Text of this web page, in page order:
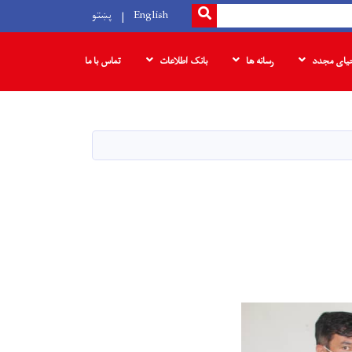
SEARCH
English پښتو
مجدد رسانه ها بانک‌ اطلاعات تماس با ما